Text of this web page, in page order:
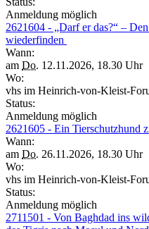
Anmeldung möglich
2621604 - „Darf er das?“ –
wiederfinden
Wann:
am Do. 12.11.2026, 18.30 Uhr
Wo:
vhs im Heinrich-von-Kleist-
Status:
Anmeldung möglich
2621605 - Ein Tierschutzhund
Wann:
am Do. 26.11.2026, 18.30 Uhr
Wo:
vhs im Heinrich-von-Kleist-
Status:
Anmeldung möglich
2711501 - Von Baghdad ins